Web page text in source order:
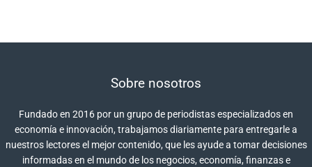
Sobre nosotros
Fundado en 2016 por un grupo de periodistas especializados en
economía e innovación, trabajamos diariamente para entregarle a
nuestros lectores el mejor contenido, que les ayude a tomar decisiones
informadas en el mundo de los negocios, economía, finanzas e